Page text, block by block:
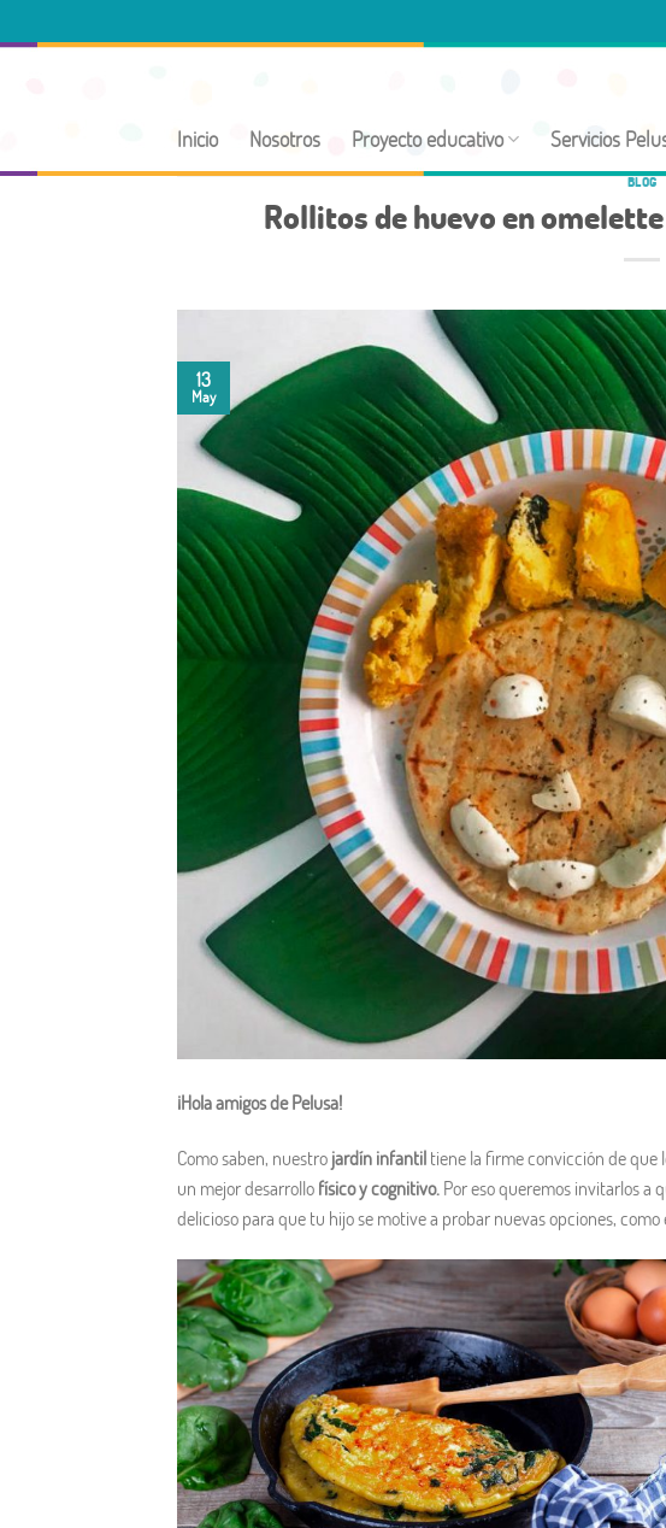
to
Inicio Nosotros Proyecto educativo Servicios
BLOG
Rollitos de huevo en
13
May
¡Hola amigos de Pelusa!
Como saben, nuestro jardín infantil tiene la firme convicción de que
un mejor desarrollo físico y cognitivo. Por eso queremos invitarlos a
delicioso para que tu hijo se motive a probar nuevas opciones, como